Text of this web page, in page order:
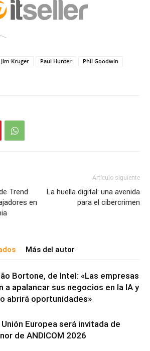
Jim Kruger Paul Hunter
Phil Goodwin
Trend
en
Artículo siguiente
La huella digital: una avenida
para el cibercrimen
Más del autor
Bortone, de Intel: «Las empresas
a apalancar sus negocios en la IA y
abrirá oportunidades»
Unión Europea será invitada de
de ANDICOM 2026